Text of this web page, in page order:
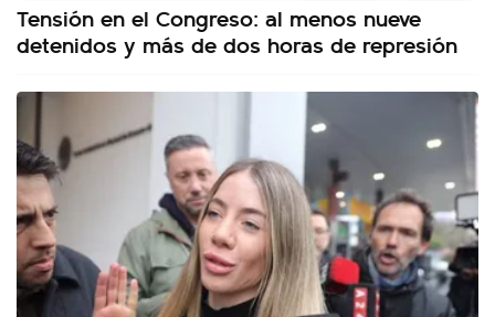
Tensión en el Congreso: al menos nueve
detenidos y más de dos horas de represión